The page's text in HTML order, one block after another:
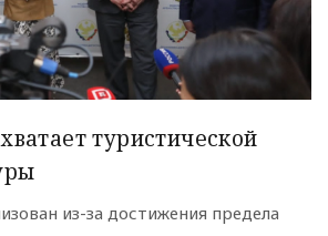
туристической
из-за достижения предела